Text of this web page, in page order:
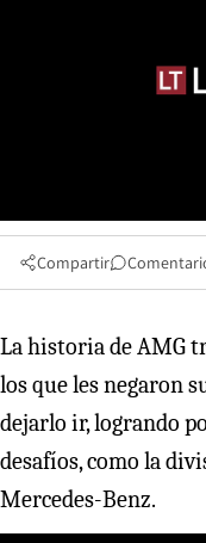
Compartir
La historia de AMG
los que les negaron
dejarlo ir, logrando
desafíos, como la
Mercedes-Benz.